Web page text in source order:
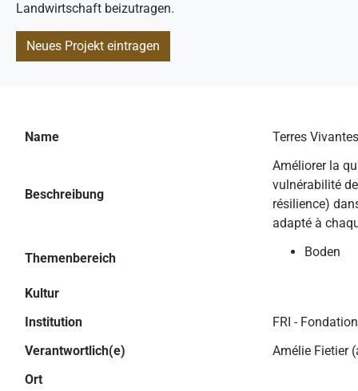
Landwirtschaft beizutragen.
Neues Projekt eintragen
Name Terres Vivantes
Beschreibung
Améliorer la
vulnérabilité
résilience)
adapté à
Themenbereich Boden
Kultur
Institution
FRI -
Verantwortlich(e)
Amélie Fietier
Ort